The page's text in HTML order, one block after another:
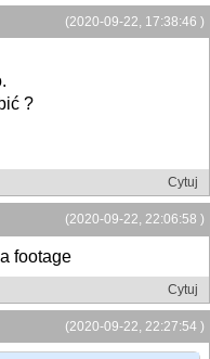
(2020-09-22, 17:38:46 )
?
Cytuj
(2020-09-22, 22:06:58 )
footage
Cytuj
(2020-09-22, 22:27:54 )